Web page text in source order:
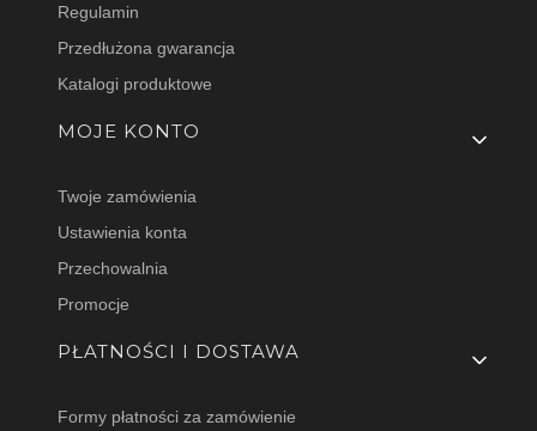
Regulamin
Przedłużona gwarancja
Katalogi produktowe
MOJE KONTO
Twoje zamówienia
Ustawienia konta
Przechowalnia
Promocje
PŁATNOŚCI I DOSTAWA
Formy płatności za zamówienie